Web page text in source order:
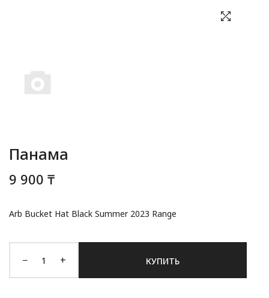
Панама
9 900 ₸
Arb Bucket Hat Black Summer 2023 Range
− + КУПИТЬ